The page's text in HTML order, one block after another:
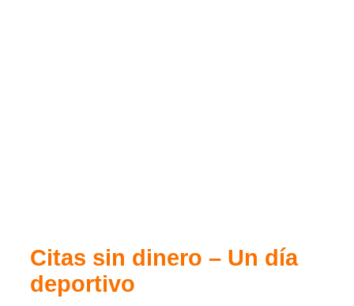
Citas sin dinero – Un día
deportivo